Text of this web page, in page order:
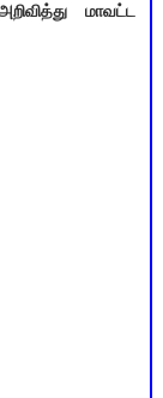
மாவட்ட